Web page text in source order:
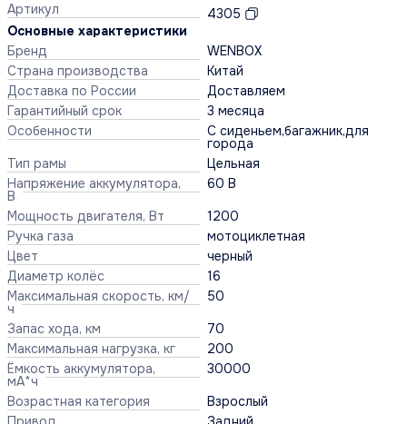
Артикул
4305
Основные характеристики
Бренд
WENBOX
Страна производства
Китай
Доставка по России
Доставляем
Гарантийный срок
3 месяца
Особенности
С сиденьем,багажник,для
города
Тип рамы
Цельная
Напряжение аккумулятора,
В
60 В
Мощность двигателя, Вт
1200
Ручка газа
мотоциклетная
Цвет
черный
Диаметр колёс
16
Максимальная скорость, км/
ч
50
Запас хода, км
70
Максимальная нагрузка, кг
200
Ёмкость аккумулятора,
мА*ч
30000
Возрастная категория
Взрослый